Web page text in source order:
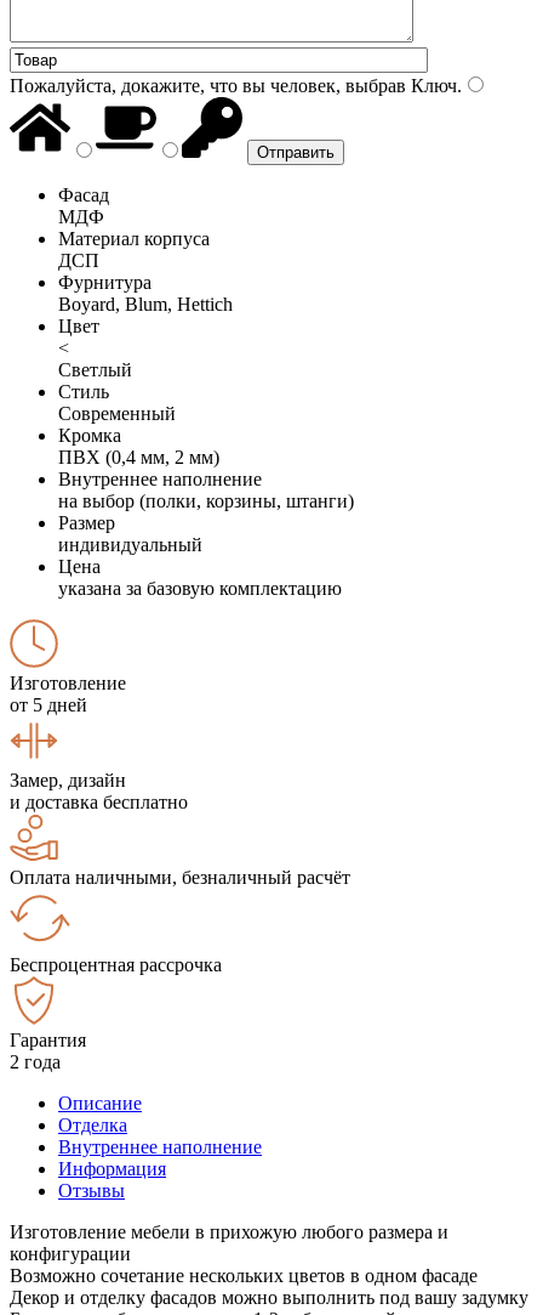
Пожалуйста, докажите, что вы человек, выбрав Ключ.
Фасад
МДФ
Материал корпуса
ДСП
Фурнитура
Boyard, Blum, Hettich
Цвет
<
Светлый
Стиль
Современный
Кромка
ПВХ (0,4 мм, 2 мм)
Внутреннее наполнение
на выбор (полки, корзины, штанги)
Размер
индивидуальный
Цена
указана за базовую комплектацию
Изготовление
от 5 дней
Замер, дизайн
и доставка бесплатно
Оплата наличными, безналичный расчёт
Беспроцентная рассрочка
Гарантия
2 года
Описание
Отделка
Внутреннее наполнение
Информация
Отзывы
Изготовление мебели в прихожую любого размера и
конфигурации
Возможно сочетание нескольких цветов в одном фасаде
Декор и отделку фасадов можно выполнить под вашу задумку